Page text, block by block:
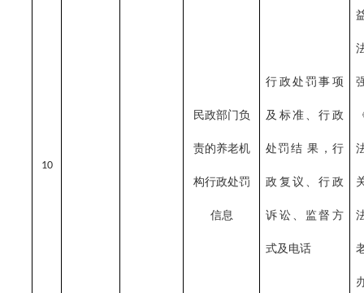
10
民政部门负
责的养老机
构行政处罚
信息
行政处罚事项
及标准、行政
处罚结 果，行
政复议、行政
诉讼、监督方
式及电话